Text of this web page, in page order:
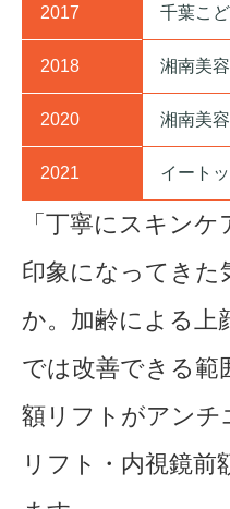
2017 千葉こ
2018 湘南美
2020 湘南美
2021 イート
「丁寧にスキン
印象になってき
か。加齢による
では改善できる範
額リフトがアンチ
リフト・内視鏡